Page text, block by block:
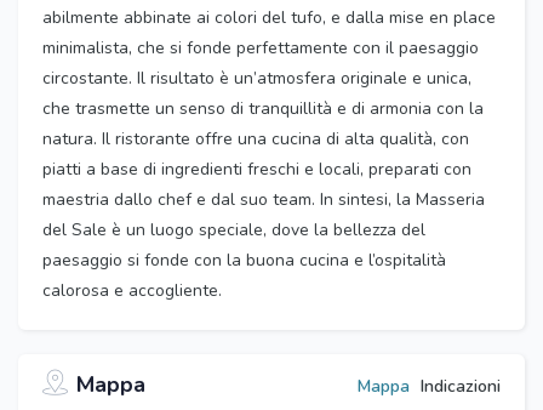
abilmente abbinate ai colori del tufo, e dalla mise en place
minimalista, che si fonde perfettamente con il paesaggio
circostante. Il risultato è un’atmosfera originale e unica,
che trasmette un senso di tranquillità e di armonia con la
natura. Il ristorante offre una cucina di alta qualità, con
piatti a base di ingredienti freschi e locali, preparati con
maestria dallo chef e dal suo team. In sintesi, la Masseria
del Sale è un luogo speciale, dove la bellezza del
paesaggio si fonde con la buona cucina e l’ospitalità
calorosa e accogliente.
Mappa Mappa Indicazioni